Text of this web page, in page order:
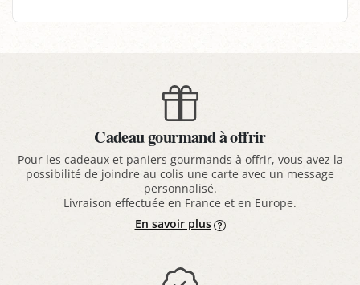
Cadeau gourmand à offrir
Pour les cadeaux et paniers gourmands à offrir, vous avez la
possibilité de joindre au colis une carte avec un message
personnalisé.
Livraison effectuée en France et en Europe.
En savoir plus